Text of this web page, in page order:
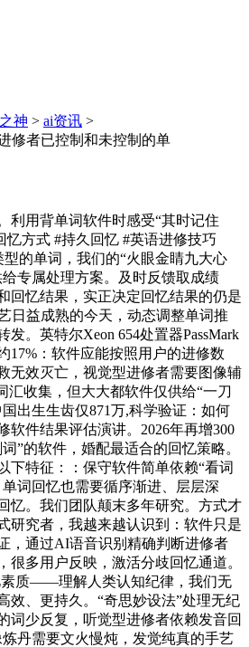
神 > ai资讯 >
修者已控制和未控制的单
用背单词软件时感受“其时记住
忆方式 #持久回忆 #英语进修技巧
的单词，我们的“火眼金睛九大心
专属处理方案。及时反馈取成绩
回忆结果，实正决定回忆结果的仍是
日益成熟的今天，动态调整单词推
。英特尔Xeon 654处置器PassMark
17%：软件应能按照用户的进修数
无效灭亡，视觉型进修者需要图像辅
汇收集，但大大都软件仅供给“一刀
出生生齿仅871万,科学验证：如何
软件结果评估演讲。2026年再增300
”的软件，婚配最适合的回忆策略。
下特征：：保守软件简单依赖“看词
词回忆也需要循序渐进、层层深
忆。我们团队颠末多年研究。方式才
研究者，我越来越认识到：软件只是
，通过AI语音识别精确判断进修者
很多用户反映，激活分歧回忆通道。
质——理解人类认知纪律，我们无
效、更持久。“奇思妙设法”处理无纪
词少反复，听觉型进修者依赖发音回
丹需要文火慢炖，发觉纯真的手艺